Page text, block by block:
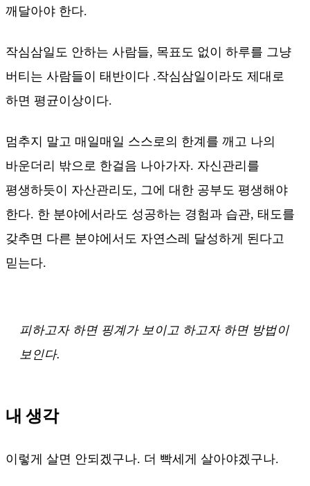
깨달아야 한다.
작심삼일도 안하는 사람들, 목표도 없이 하루를 그냥
버티는 사람들이 태반이다 .작심삼일이라도 제대로
하면 평균이상이다.
멈추지 말고 매일매일 스스로의 한계를 깨고 나의
바운더리 밖으로 한걸음 나아가자. 자신관리를
평생하듯이 자산관리도, 그에 대한 공부도 평생해야
한다. 한 분야에서라도 성공하는 경험과 습관, 태도를
갖추면 다른 분야에서도 자연스레 달성하게 된다고
믿는다.
피하고자 하면 핑계가 보이고 하고자 하면 방법이
보인다.
내 생각
이렇게 살면 안되겠구나. 더 빡세게 살아야겠구나.